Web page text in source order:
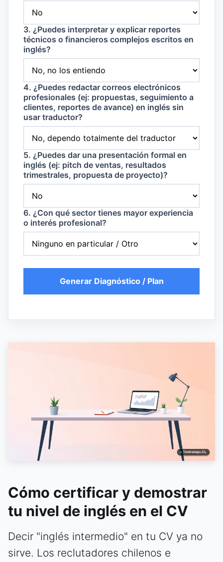
3. ¿Puedes interpretar y explicar reportes
técnicos o financieros complejos escritos en
inglés?
4. ¿Puedes redactar correos electrónicos
profesionales (ej: propuestas, seguimiento a
clientes, reportes de avance) en inglés sin
usar traductor?
5. ¿Puedes dar una presentación formal en
inglés (ej: pitch de ventas, resultados
trimestrales, propuesta de proyecto)?
6. ¿Con qué sector tienes mayor experiencia
o interés profesional?
Generar Diagnóstico / Plan
Cómo certificar y demostrar
tu nivel de inglés en el CV
Decir "inglés intermedio" en tu CV ya no
sirve. Los reclutadores chilenos e